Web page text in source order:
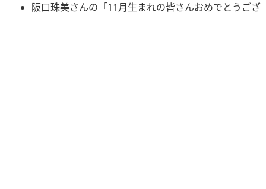
阪口珠美さんの「11月生まれの皆さんおめでとうござ